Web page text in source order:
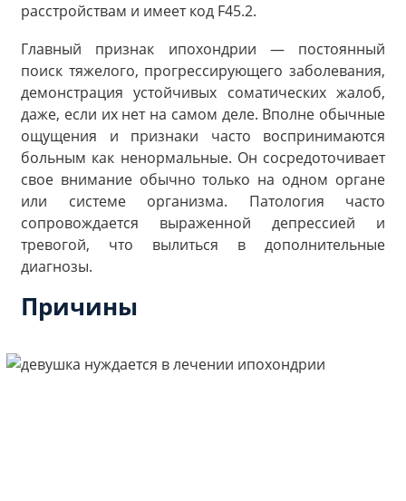
расстройствам и имеет код F45.2.
Главный признак ипохондрии — постоянный
поиск тяжелого, прогрессирующего заболевания,
демонстрация устойчивых соматических жалоб,
даже, если их нет на самом деле. Вполне обычные
ощущения и признаки часто воспринимаются
больным как ненормальные. Он сосредоточивает
свое внимание обычно только на одном органе
или системе организма. Патология часто
сопровождается выраженной депрессией и
тревогой, что вылиться в дополнительные
диагнозы.
Причины